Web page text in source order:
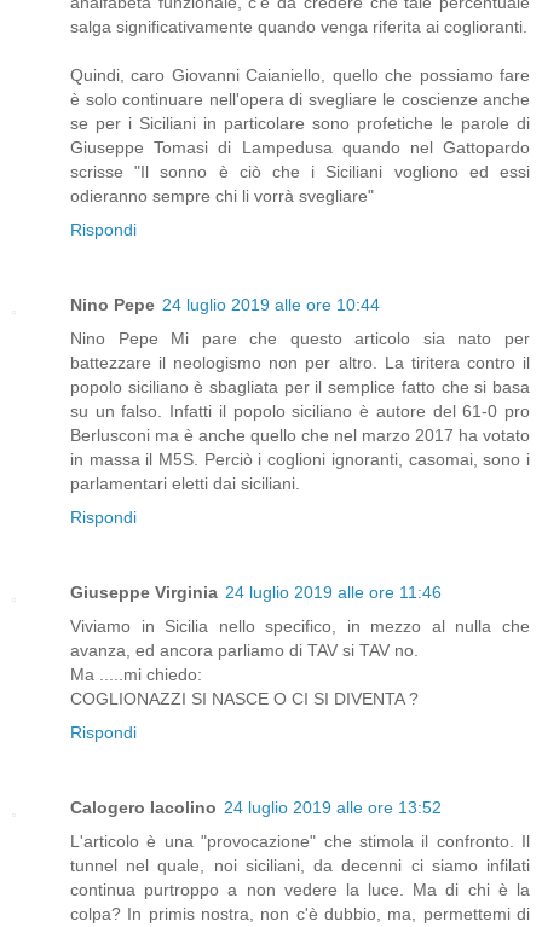
salga significativamente quando venga riferita ai coglioranti.
Quindi, caro Giovanni Caianiello, quello che possiamo fare
è solo continuare nell'opera di svegliare le coscienze anche
se per i Siciliani in particolare sono profetiche le parole di
Giuseppe Tomasi di Lampedusa quando nel Gattopardo
scrisse "Il sonno è ciò che i Siciliani vogliono ed essi
odieranno sempre chi li vorrà svegliare"
Rispondi
Nino Pepe 24 luglio 2019 alle ore 10:44
Nino Pepe Mi pare che questo articolo sia nato per
battezzare il neologismo non per altro. La tiritera contro il
popolo siciliano è sbagliata per il semplice fatto che si basa
su un falso. Infatti il popolo siciliano è autore del 61-0 pro
Berlusconi ma è anche quello che nel marzo 2017 ha votato
in massa il M5S. Perciò i coglioni ignoranti, casomai, sono i
parlamentari eletti dai siciliani.
Rispondi
Giuseppe Virginia 24 luglio 2019 alle ore 11:46
Viviamo in Sicilia nello specifico, in mezzo al nulla che
avanza, ed ancora parliamo di TAV si TAV no.
Ma .....mi chiedo:
COGLIONAZZI SI NASCE O CI SI DIVENTA ?
Rispondi
Calogero Iacolino 24 luglio 2019 alle ore 13:52
L'articolo è una "provocazione" che stimola il confronto. Il
tunnel nel quale, noi siciliani, da decenni ci siamo infilati
continua purtroppo a non vedere la luce. Ma di chi è la
colpa? In primis nostra, non c'è dubbio, ma, permettemi di